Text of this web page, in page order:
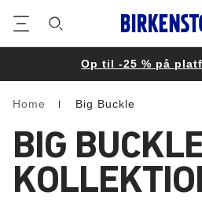
Op til -25 % på
Homepage
Home Big Buckle
BIG